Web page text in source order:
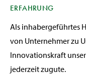
ERFAHRUNG
Als inhabergeführtes
von Unternehmer zu
Innovationskraft
jederzeit zugute.